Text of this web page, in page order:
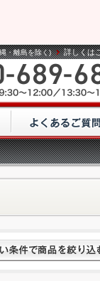
・離島を除く) 詳しくは